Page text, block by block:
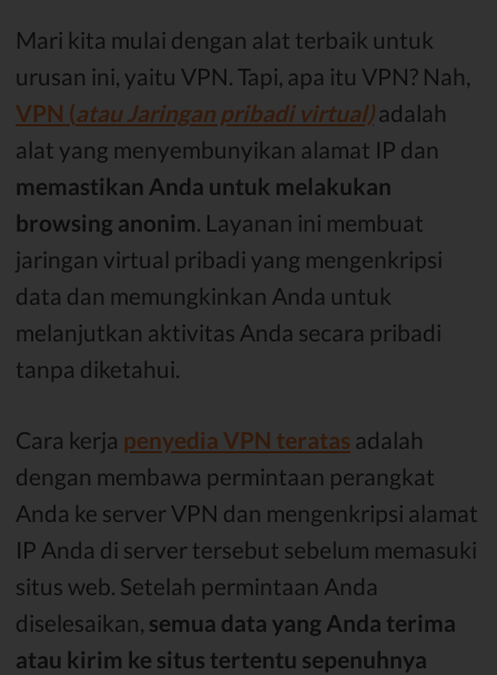
Mari kita mulai dengan alat terbaik untuk
urusan ini, yaitu VPN. Tapi, apa itu VPN? Nah,
VPN (atau Jaringan pribadi virtual)adalah
alat yang menyembunyikan alamat IP dan
memastikan Anda untuk melakukan
browsing anonim . Layanan ini membuat
jaringan virtual pribadi yang mengenkripsi
data dan memungkinkan Anda untuk
melanjutkan aktivitas Anda secara pribadi
tanpa diketahui.
Cara kerja penyedia VPN teratas adalah
dengan membawa permintaan perangkat
Anda ke server VPN dan mengenkripsi alamat
IP Anda di server tersebut sebelum memasuki
situs web. Setelah permintaan Anda
diselesaikan, semua data yang Anda terima
atau kirim ke situs tertentu sepenuhnya